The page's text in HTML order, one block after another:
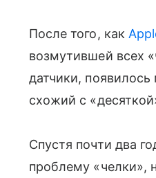
После того, как
возмутившей всех
датчики,
схожий с
Спустя почти два
проблему «челки»,